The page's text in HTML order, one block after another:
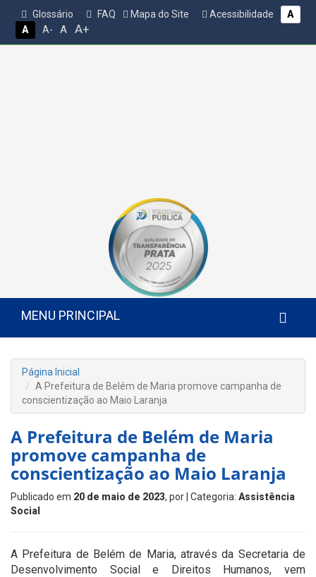
Glossário FAQ Mapa do Site Acessibilidade
A
A
A- A A+
MENU PRINCIPAL
Página Inicial
A Prefeitura de Belém de Maria promove campanha de
conscientização ao Maio Laranja
A Prefeitura de Belém de Maria
promove campanha de
conscientização ao Maio Laranja
Publicado em 20 de maio de 2023, por | Categoria: Assistência
Social
A Prefeitura de Belém de Maria, através da Secretaria de
Desenvolvimento Social e Direitos Humanos, vem